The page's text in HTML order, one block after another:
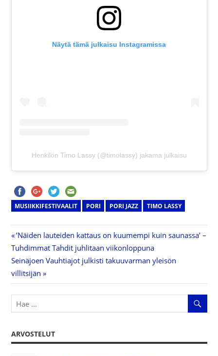
Näytä tämä julkaisu Instagramissa
Henkilön Timo Lassy (@timolassy) jakama julkaisu
MUSIIKKIFESTIVAALIT PORI PORI JAZZ TIMO LASSY
Artikkelien
selaus
Previous
Post:
’Näiden lauteiden kattaus on kuumempi kuin saunassa’ –
Tuhdimmat Tahdit juhlitaan viikonloppuna
Next
Post:
Seinäjoen Vauhtiajot julkisti takuuvarman yleisön
villitsijän
ARVOSTELUT